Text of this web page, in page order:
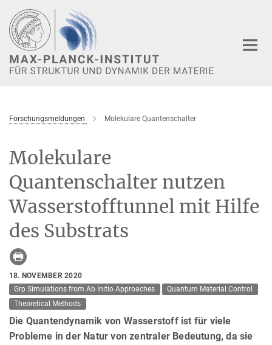
Hauptinhalt
Forschungsmeldungen Molekulare Quantenschalter
Molekulare
Quantenschalter nutzen
Wasserstofftunnel mit Hilfe
des Substrats
18. NOVEMBER 2020
Grp Simulations from Ab Initio Approaches
Quantum Material Control
Theoretical Methods
Die Quantendynamik von Wasserstoff ist für viele
Probleme in der Natur von zentraler Bedeutung, da sie